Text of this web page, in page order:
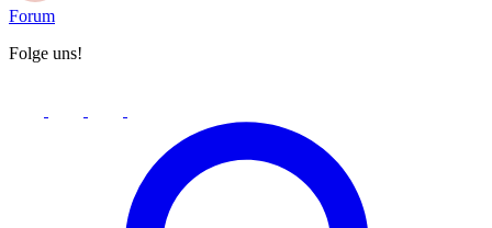
Forum
Folge uns!